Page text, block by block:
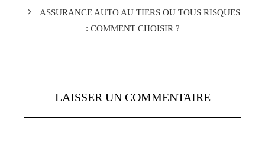
ASSURANCE AUTO AU TIERS OU TOUS RISQUES
: COMMENT CHOISIR ?
LAISSER UN COMMENTAIRE